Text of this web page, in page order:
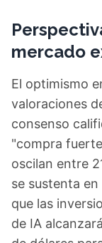
mercado
El optimismo
valoraciones
consenso
"compra
oscilan entre
se sustenta
que las
de IA